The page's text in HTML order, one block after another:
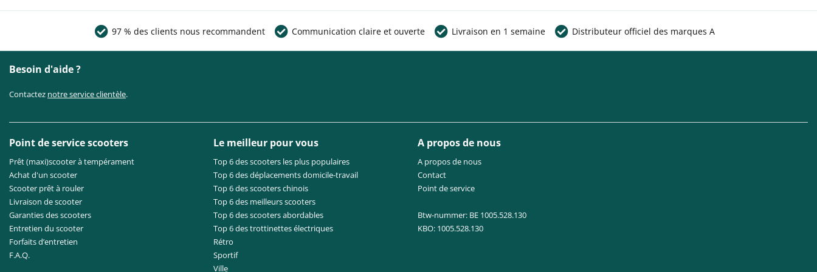
97 % des clients nous recommandent Communication claire et ouverte Livraison en 1 semaine Distributeur officiel des marques A
Besoin d'aide ?
Contactez notre service clientèle.
Point de service scooters
Prêt (maxi)scooter à tempérament
Achat d'un scooter
Scooter prêt à rouler
Livraison de scooter
Garanties des scooters
Entretien du scooter
Forfaits d’entretien
F.A.Q.
Le meilleur pour vous
Top 6 des scooters les plus populaires
Top 6 des déplacements domicile-travail
Top 6 des scooters chinois
Top 6 des meilleurs scooters
Top 6 des scooters abordables
Top 6 des trottinettes électriques
Rétro
Sportif
Ville
A propos de nous
A propos de nous
Contact
Point de service
Btw-nummer: BE 1005.528.130
KBO: 1005.528.130